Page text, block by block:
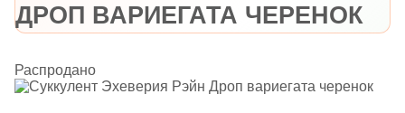
ДРОП ВАРИЕГАТА ЧЕРЕНОК
Распродано